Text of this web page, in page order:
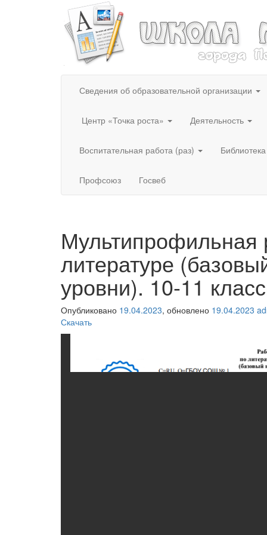
Сведения об образовательной организации
Центр «Точка роста» Деятельность
Воспитательная работа (раз) Библиотека
Профсоюз Госвеб
Мультипрофильная
литературе
уровни). 10-11
Опубликовано 19.04.2023, обновлено 19.04.2023
Скачать